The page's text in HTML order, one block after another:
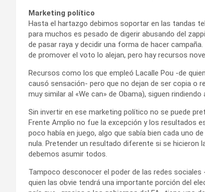
Marketing político
Hasta el hartazgo debimos soportar en las tandas
para muchos es pesado de digerir abusando del
de pasar raya y decidir una forma de hacer
de promover el voto lo alejan, pero hay recursos
Recursos como los que empleó Lacalle Pou -de
causó sensación- pero que no dejan de ser copia o
muy similar al «We can» de Obama), siguen rindiendo
Sin invertir en ese marketing político no se puede
Frente Amplio no fue la excepción y los resultados
poco había en juego, algo que sabía bien cada uno
nula. Pretender un resultado diferente si se hicieron
debemos asumir todos.
Tampoco desconocer el poder de las redes sociales
quien las obvie tendrá una importante porción del